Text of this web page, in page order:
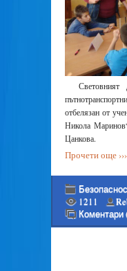
отбелязан от
Никола
Цанкова.
Прочети още ›››
1211
Коментари